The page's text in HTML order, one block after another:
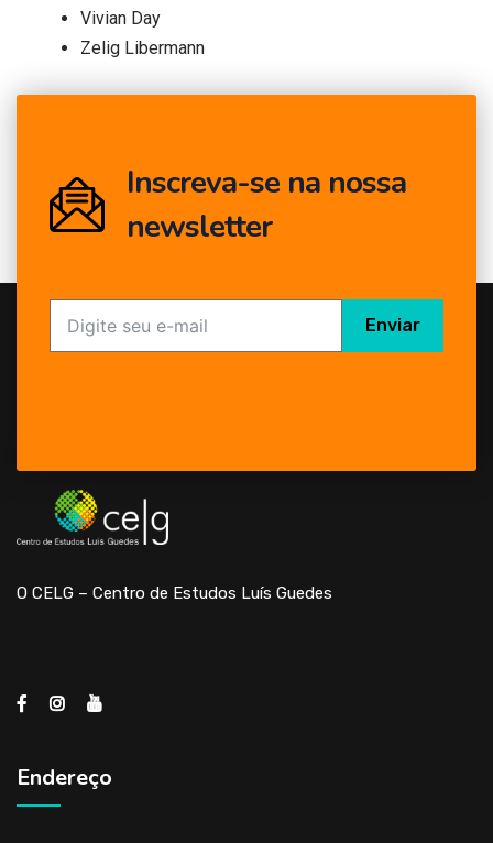
Vivian Day
Zelig Libermann
Inscreva-se na nossa
newsletter
Enviar
O CELG – Centro de Estudos Luís Guedes
Endereço